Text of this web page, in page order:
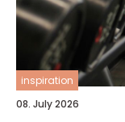
inspiration
08. July 2026